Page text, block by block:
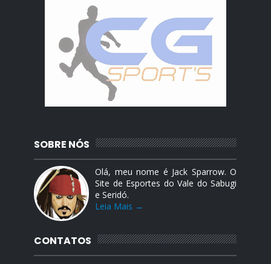
SOBRE NÓS
Olá, meu nome é Jack Sparrow. O
Site de Esportes do Vale do Sabugi
e Seridó.
Leia Mais →
CONTATOS